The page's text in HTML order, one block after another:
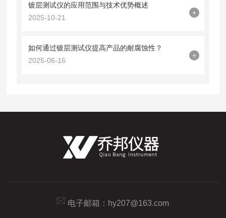
镀层测试仪的应用范围与技术优势概述
2025-10-21
+
如何通过镀层测试仪提高产品的耐腐蚀性？
2025-06-16
+
电子邮箱： hy207@163.com